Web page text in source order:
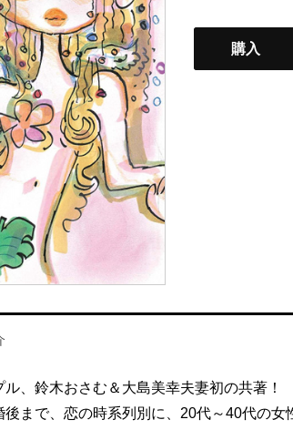
購入
、鈴木おさむ＆大島美幸夫妻初の共著！
まで、恋の時系列別に、20代～40代の女